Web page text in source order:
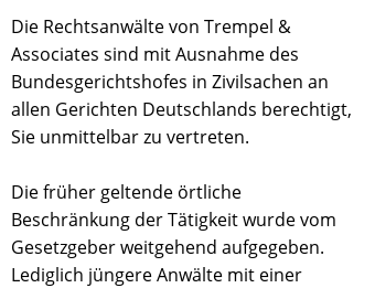
Die Rechtsanwälte von Trempel &
Associates sind mit Ausnahme des
Bundesgerichtshofes in Zivilsachen an
allen Gerichten Deutschlands berechtigt,
Sie unmittelbar zu vertreten.
Die früher geltende örtliche
Beschränkung der Tätigkeit wurde vom
Gesetzgeber weitgehend aufgegeben.
Lediglich jüngere Anwälte mit einer